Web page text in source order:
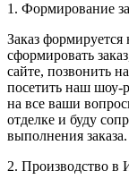
1. Формирование
Заказ
сформировать
сайте, позвонить
посетить наш шоу-
на все ваши
отделке и буду
выполнения заказа.
2. Производство в